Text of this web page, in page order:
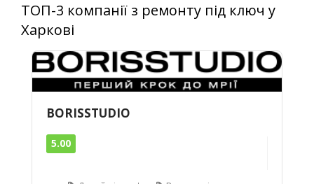
ТОП-3 компанії з ремонту під ключ у
Харкові
BORISSTUDIO
5.00